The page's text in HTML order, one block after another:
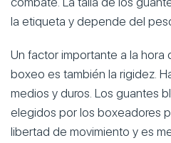
la etiqueta y depende del
Un factor importante a la hora
boxeo es también la rigidez.
medios y duros. Los guantes
elegidos por los boxeadores
libertad de movimiento y es